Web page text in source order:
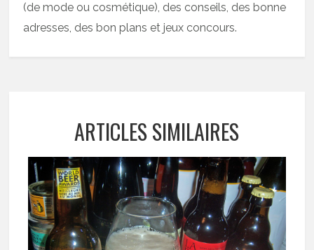
(de mode ou cosmétique), des conseils, des bonne
adresses, des bon plans et jeux concours.
ARTICLES SIMILAIRES